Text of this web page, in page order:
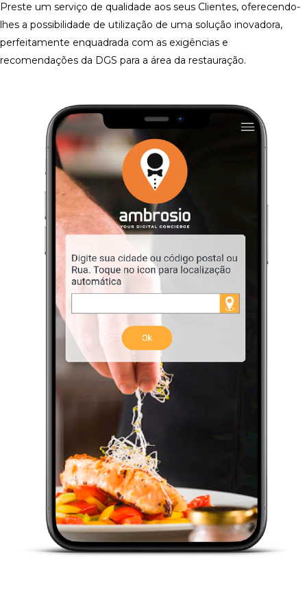
Preste um serviço de qualidade aos seus Clientes, oferecendo-
lhes a possibilidade de utilização de uma solução inovadora,
perfeitamente enquadrada com as exigências e
recomendações da DGS para a área da restauração.